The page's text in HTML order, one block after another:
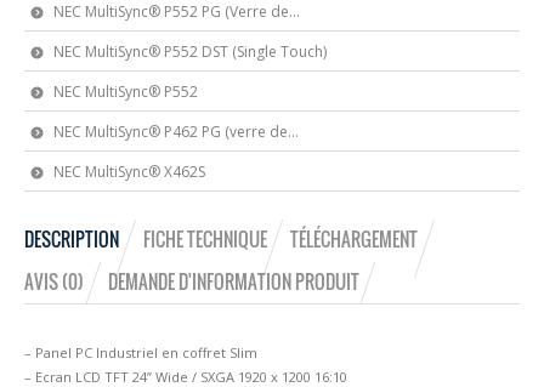
NEC MultiSync® P552 PG (Verre de...
NEC MultiSync® P552 DST (Single Touch)
NEC MultiSync® P552
NEC MultiSync® P462 PG (verre de...
NEC MultiSync® X462S
DESCRIPTION FICHE TECHNIQUE
TÉLÉCHARGEMENT
AVIS (0)
DEMANDE D'INFORMATION PRODUIT
– Panel PC Industriel en coffret Slim
– Ecran LCD TFT 24” Wide / SXGA 1920 x 1200 16:10